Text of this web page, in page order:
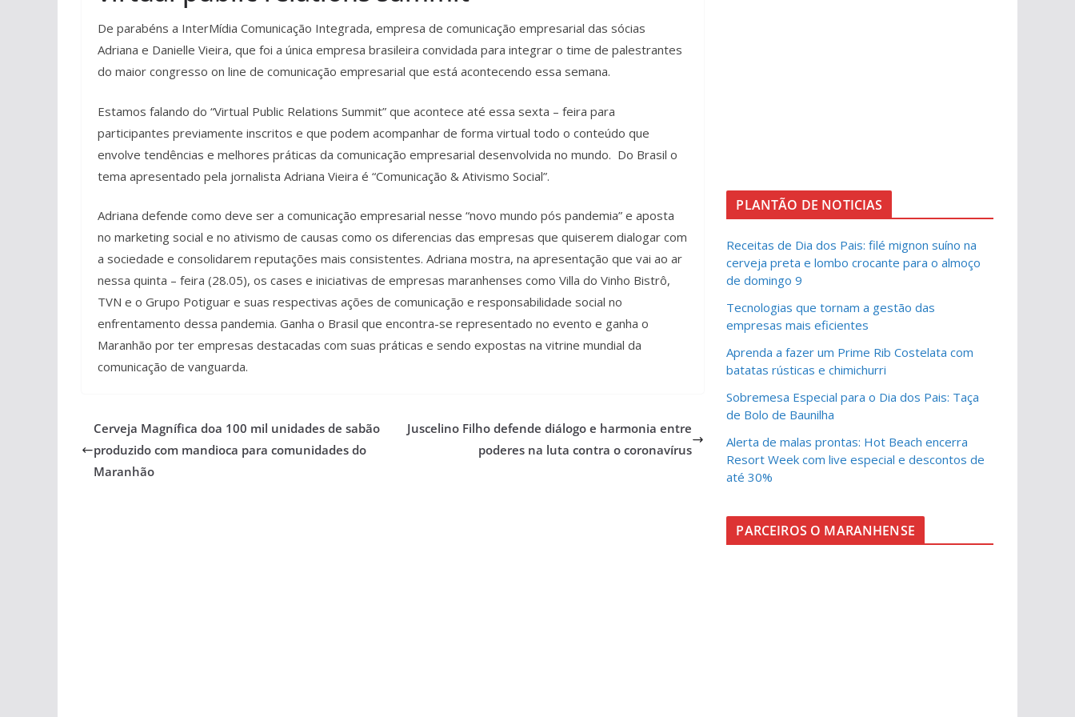
De parabéns a InterMídia Comunicação Integrada, empresa de comunicação empresarial das sócias
Adriana e Danielle Vieira, que foi a única empresa brasileira convidada para integrar o time de palestrantes
do maior congresso on line de comunicação empresarial que está acontecendo essa semana.
Estamos falando do “Virtual Public Relations Summit” que acontece até essa sexta – feira para
participantes previamente inscritos e que podem acompanhar de forma virtual todo o conteúdo que
envolve tendências e melhores práticas da comunicação empresarial desenvolvida no mundo. Do Brasil o
tema apresentado pela jornalista Adriana Vieira é “Comunicação & Ativismo Social”.
Adriana defende como deve ser a comunicação empresarial nesse “novo mundo pós pandemia” e aposta
no marketing social e no ativismo de causas como os diferencias das empresas que quiserem dialogar com
a sociedade e consolidarem reputações mais consistentes. Adriana mostra, na apresentação que vai ao ar
nessa quinta – feira (28.05), os cases e iniciativas de empresas maranhenses como Villa do Vinho Bistrô,
TVN e o Grupo Potiguar e suas respectivas ações de comunicação e responsabilidade social no
enfrentamento dessa pandemia. Ganha o Brasil que encontra-se representado no evento e ganha o
Maranhão por ter empresas destacadas com suas práticas e sendo expostas na vitrine mundial da
comunicação de vanguarda.
Cerveja Magnífica doa 100 mil unidades de sabão
produzido com mandioca para comunidades do
Maranhão
Juscelino Filho defende diálogo e harmonia entre
poderes na luta contra o coronavírus
PLANTÃO DE NOTICIAS
Receitas de Dia dos Pais: filé mignon suíno na
cerveja preta e lombo crocante para o almoço
de domingo 9
Tecnologias que tornam a gestão das
empresas mais eficientes
Aprenda a fazer um Prime Rib Costelata com
batatas rústicas e chimichurri
Sobremesa Especial para o Dia dos Pais: Taça
de Bolo de Baunilha
Alerta de malas prontas: Hot Beach encerra
Resort Week com live especial e descontos de
até 30%
PARCEIROS O MARANHENSE